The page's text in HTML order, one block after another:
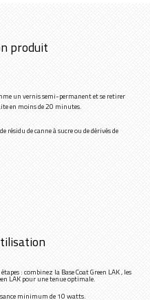
produit
un vernis semi-permanent et se retirer
en moins de 20 minutes.
résidu de canne à sucre ou de dérivés de
: combinez la Base Coat Green LAK , les
LAK pour une tenue optimale.
minimum de 10 watts.